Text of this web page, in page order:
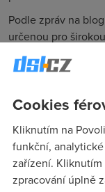
Podle zpráv na
určenou pro
neměli čekat
obsahuje pouze
byl jen SP2 pro
Uživatelé, kteří si
před instalací RC
odinstalovat zase
K dispozici je
Cookies
Kliknutím na
funkční,
zařízení.
zpracování úplně